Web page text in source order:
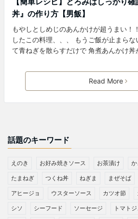
丼』の作り方【男飯】
もやしとしめじのあんかけが超うまい！
したこの料理、、、 もうご飯が止まら
て青ねぎを散らすだけで 角煮あんかけ丼
Read More
話題のキーワード
えのき お好み焼きソース お茶漬け
たまねぎ つくね丼 ねぎま まぜそば
アヒージョ ウスターソース カツオ節
シソ シーフード ソーセージ トマト